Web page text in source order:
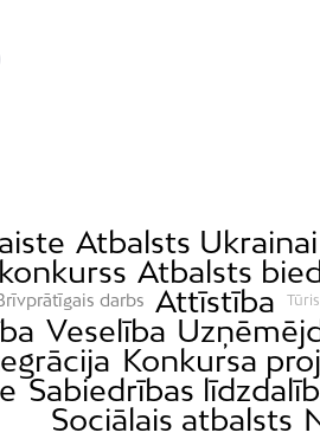
Atbalsts Ukrainai
Atbalsts
darbs Attīstība
Veselība
Konkursa
Sabiedrības
Sociālais atbalsts